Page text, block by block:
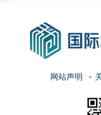
高不超过100万元的
网站声明